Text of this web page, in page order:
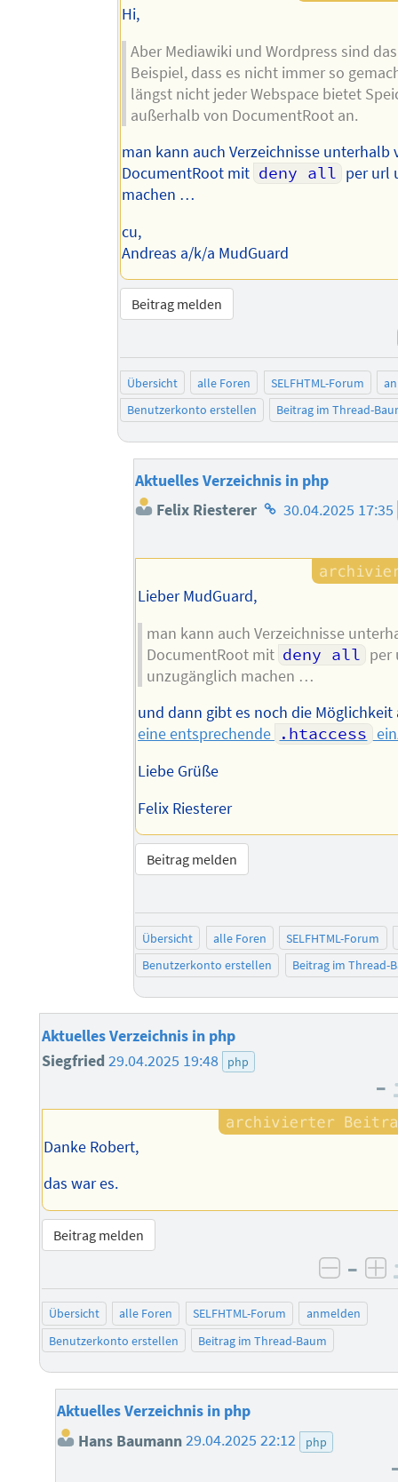
Hi,
Aber Mediawiki und Wordpress sind
Beispiel, dass es nicht immer so
längst nicht jeder Webspace bietet
außerhalb von DocumentRoot an.
man kann auch Verzeichnisse unterhalb
DocumentRoot mit deny all per url
machen …
cu,
Andreas a/k/a MudGuard
Beitrag melden
Übersicht alle Foren SELFHTML-Forum
Benutzerkonto erstellen
Beitrag im Thread-
Aktuelles Verzeichnis in php
Felix Riesterer Homepage
Autors
30.04.2025 17:35
Lieber MudGuard,
man kann auch Verzeichnisse
DocumentRoot mit deny all per
unzugänglich machen …
und dann gibt es noch die Möglichkeit
eine entsprechende .htaccess
Liebe Grüße
Felix Riesterer
Beitrag melden
Übersicht alle Foren
SELFHTML-Forum
Benutzerkonto erstellen
Beitrag im Thread-
Aktuelles Verzeichnis in php
Siegfried 29.04.2025 19:48 php
–
Danke Robert,
das war es.
Beitrag melden
–
Übersicht alle Foren SELFHTML-Forum
anmelden
Benutzerkonto erstellen
Beitrag im Thread-Baum
Aktuelles Verzeichnis in php
Hans Baumann29.04.2025 22:12 php